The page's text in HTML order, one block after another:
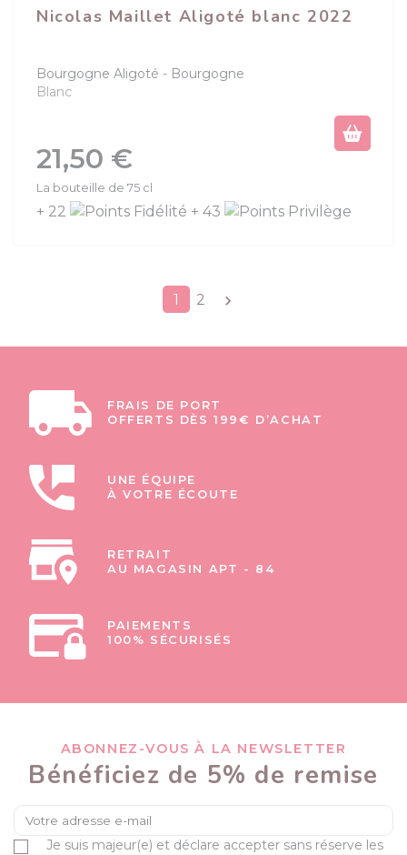
Nicolas Maillet Aligoté blanc 2022
Bourgogne Aligoté
Bourgogne
Blanc
Prix
21,50 €
La bouteille de 75 cl
+ 22 + 43
1 2 Suivant

FRAIS DE PORT
OFFERTS DÈS 199€ D’ACHAT
UNE ÉQUIPE
À VOTRE ÉCOUTE
RETRAIT
AU MAGASIN APT - 84
PAIEMENTS
100% SÉCURISÉS
ABONNEZ-VOUS À LA NEWSLETTER
Bénéficiez de 5% de remise
Je suis majeur(e) et déclare accepter sans réserve les